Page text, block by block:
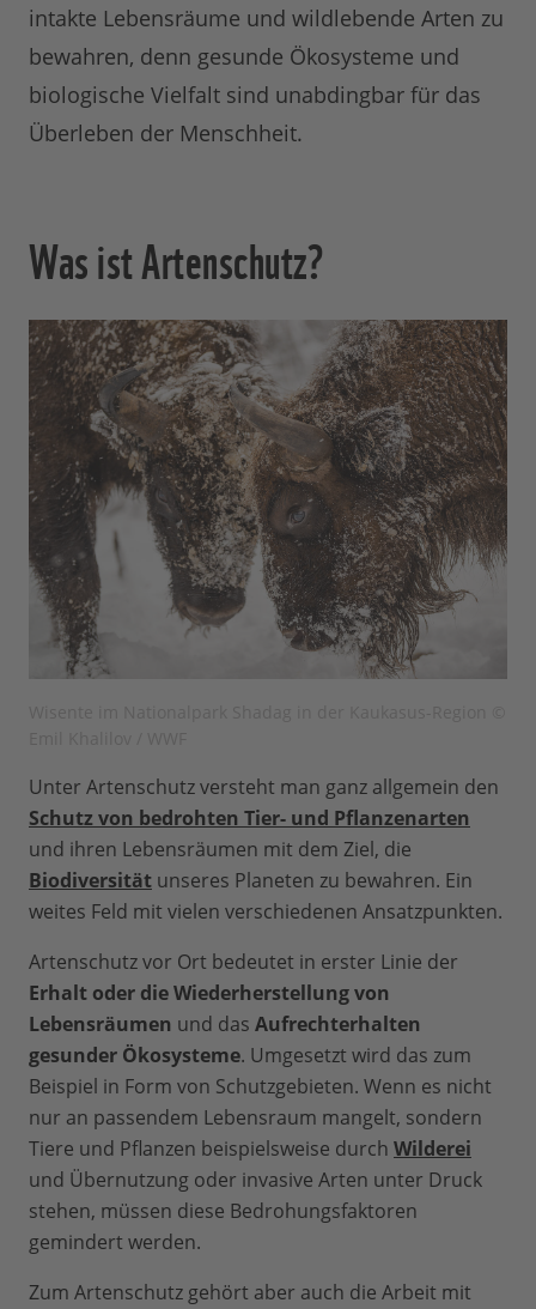
intakte Lebensräume und wildlebende Arten zu
bewahren, denn gesunde Ökosysteme und
biologische Vielfalt sind unabdingbar für das
Überleben der Menschheit.
Was ist Artenschutz?
Unter Artenschutz versteht man ganz allgemein den
Schutz von bedrohten Tier- und Pflanzenarten
und ihren Lebensräumen mit dem Ziel, die
Biodiversität unseres Planeten zu bewahren. Ein
weites Feld mit vielen verschiedenen Ansatzpunkten.
Artenschutz vor Ort bedeutet in erster Linie der
Erhalt oder die Wiederherstellung von
Lebensräumen und das Aufrechterhalten
gesunder Ökosysteme. Umgesetzt wird das zum
Beispiel in Form von Schutzgebieten. Wenn es nicht
nur an passendem Lebensraum mangelt, sondern
Tiere und Pflanzen beispielsweise durch Wilderei
und Übernutzung oder invasive Arten unter Druck
stehen, müssen diese Bedrohungsfaktoren
gemindert werden.
Zum Artenschutz gehört aber auch die Arbeit mit